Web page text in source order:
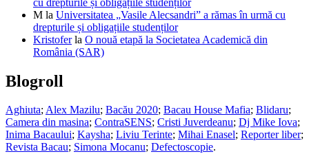
M la Universitatea „Vasile Alecsandri” a rămas în urmă cu
drepturile și obligațiile studenților
Kristoferla O nouă etapă la Societatea Academică din
România (SAR)
Blogroll
Aghiuta;Alex Mazilu; Bacău 2020; Bacau House Mafia; Blidaru;
Camera din masina; ContraSENS; Cristi Juverdeanu; Dj Mike Iova;
Inima Bacaului; Kaysha; Liviu Terinte; Mihai Enasel; Reporter liber;
Revista Bacau; Simona Mocanu; Defectoscopie.